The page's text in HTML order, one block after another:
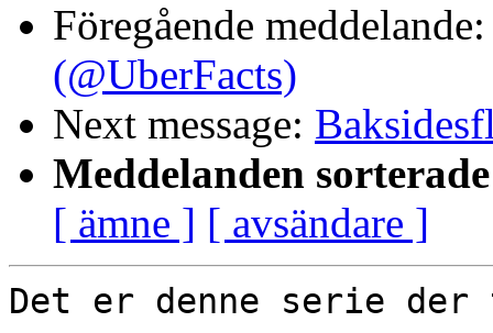
Föregående
(@UberFacts)
Next message:
Meddelanden
[ ämne ] [ avsändare ]
Det er denne serie der